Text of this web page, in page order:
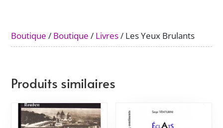
Boutique / Boutique / Livres/ Les Yeux Brulants
Produits similaires